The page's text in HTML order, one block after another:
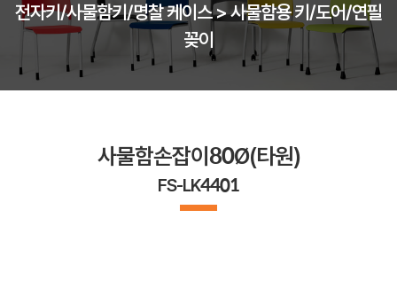
전자키/사물함키/명찰 케이스 > 사물함용 키/도어/연필
꽂이
사물함손잡이80Ø(타원)
FS-LK4401